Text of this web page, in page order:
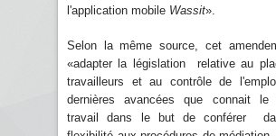
l'application mobile Wassit».
Selon la même source, cet
«adapter la législation relative au
travailleurs et au contrôle de
dernières avancées que connait le
travail dans le but de conférer